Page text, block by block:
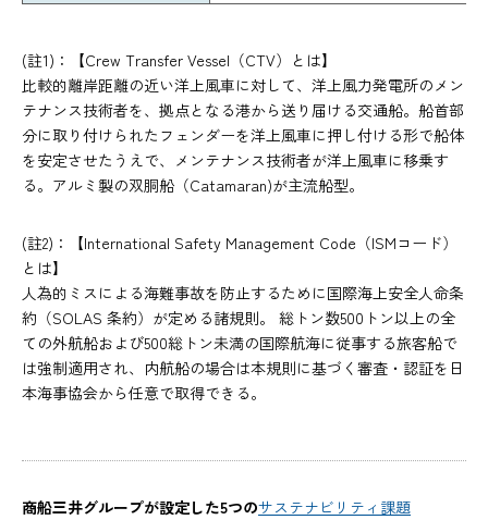
(註1)：【Crew Transfer Vessel（CTV）とは】
比較的離岸距離の近い洋上風車に対して、洋上風力発電所のメン
テナンス技術者を、拠点となる港から送り届ける交通船。船首部
分に取り付けられたフェンダーを洋上風車に押し付ける形で船体
を安定させたうえで、メンテナンス技術者が洋上風車に移乗す
る。アルミ製の双胴船（Catamaran)が主流船型。
(註2)：【International Safety Management Code（ISMコード）
とは】
人為的ミスによる海難事故を防止するために国際海上安全人命条
約（SOLAS 条約）が定める諸規則。 総トン数500トン以上の全
ての外航船および500総トン未満の国際航海に従事する旅客船で
は強制適用され、内航船の場合は本規則に基づく審査・認証を日
本海事協会から任意で取得できる。
商船三井グループが設定した5つのサステナビリティ課題